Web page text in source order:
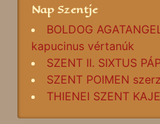
Nap Szentje
BOLDOG
kapucinus vértanúk
SZENT II. SIXTUS
SZENT POIMEN
THIENEI SZENT